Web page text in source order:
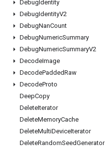
DebugIdentity
DebugIdentityV2
DebugNanCount
DebugNumericSummary
DebugNumericSummaryV2
DecodeImage
DecodePaddedRaw
DecodeProto
DeepCopy
DeleteIterator
DeleteMemoryCache
DeleteMultiDeviceIterator
DeleteRandomSeedGenerator